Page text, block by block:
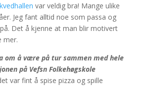
var veldig bra! Mange ulike
Jeg fant alltid noe som passa og
Det å kjenne at man blir motivert
mer.
om å være på tur sammen med hele
på Vefsn Folkehøgskole
var fint å spise pizza og spille